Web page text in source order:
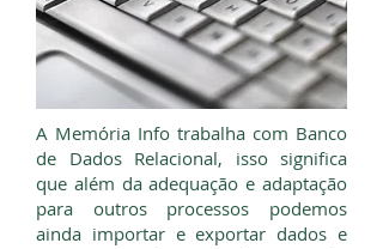
A Memória Info trabalha com Banco
de Dados Relacional, isso significa
que além da adequação e adaptação
para outros processos podemos
ainda importar e exportar dados e